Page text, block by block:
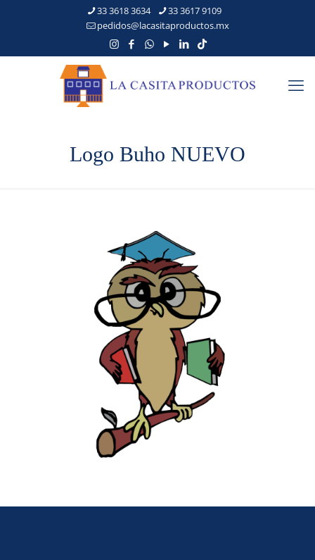
33 3618 3634
33 3617 9109
pedidos@lacasitaproductos.mx
Logo Buho NUEVO